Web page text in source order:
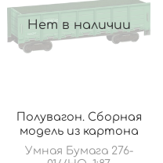
Нет в наличии
Полувагон. Сборная
модель из картона
Умная Бумага 276-